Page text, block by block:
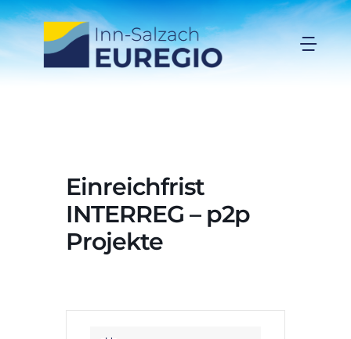
Zum
Inhalt
springen
Projekte
Förderungen
Einreichfrist
INTERREG – p2p
Projekte